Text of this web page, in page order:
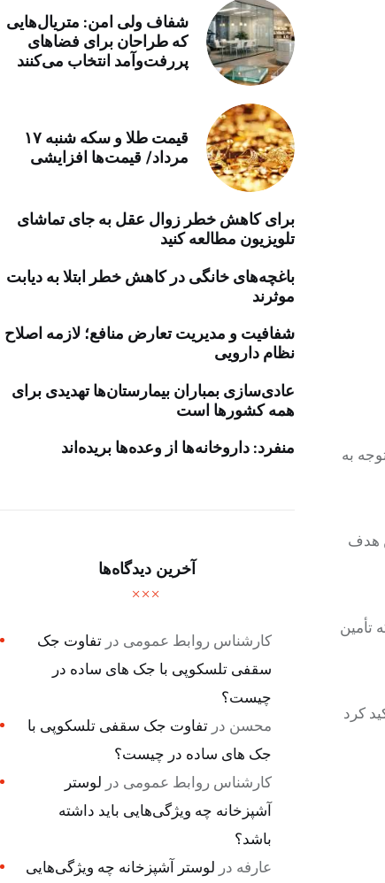
به
این هدف
تأمین
کرد
شفاف ولی امن: متریال‌هایی
که طراحان برای فضاهای
پررفت‌وآمد انتخاب می‌کنند
قیمت طلا و سکه شنبه ۱۷
مرداد/ قیمت‌ها افزایشی
برای کاهش خطر زوال عقل به جای تماشای
تلویزیون مطالعه کنید
باغچه‌های خانگی در کاهش خطر ابتلا به دیابت
موثرند
شفافیت و مدیریت تعارض منافع؛ لازمه اصلاح
نظام دارویی
عادی‌سازی بمباران بیمارستان‌ها تهدیدی برای
همه کشورها است
منفرد: داروخانه‌ها از وعده‌ها بریده‌اند
آخرین دیدگاه‌ها
کارشناس روابط عمومی در تفاوت جک
سقفی تلسکوپی با جک های ساده در
چیست؟
محسن در تفاوت جک سقفی تلسکوپی با
جک های ساده در چیست؟
کارشناس روابط عمومی در لوستر
آشپزخانه چه ویژگی‌هایی باید داشته
باشد؟
عارفه در لوستر آشپزخانه چه ویژگی‌هایی